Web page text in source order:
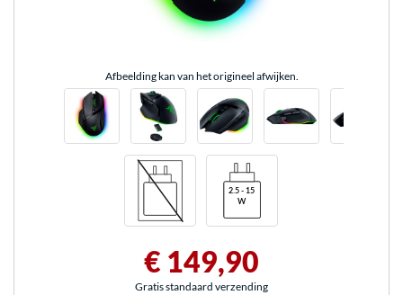
Afbeelding kan van het origineel afwijken.
€ 149,90
Gratis standaard verzending